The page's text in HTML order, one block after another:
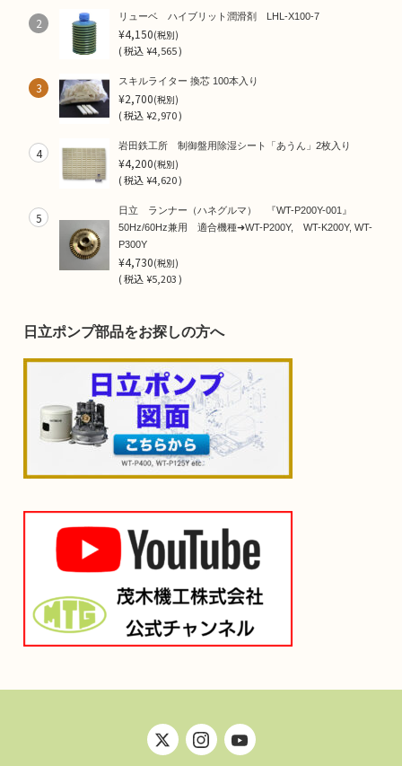
2 リューベ ハイブリット潤滑剤 LHL-X100-7
¥4,150(税別)
(税込¥4,565 )
3 スキルライター 換芯 100本入り
¥2,700(税別)
(税込¥2,970 )
4 岩田鉄工所 制御盤用除湿シート「あうん」2枚入り
¥4,200(税別)
(税込¥4,620 )
5
日立 ランナー（ハネグルマ） 『WT-P200Y-001』
50Hz/60Hz兼用 適合機種➜WT-P200Y, WT-K200Y, WT-
P300Y
¥4,730(税別)
(税込¥5,203 )
日立ポンプ部品をお探しの方へ